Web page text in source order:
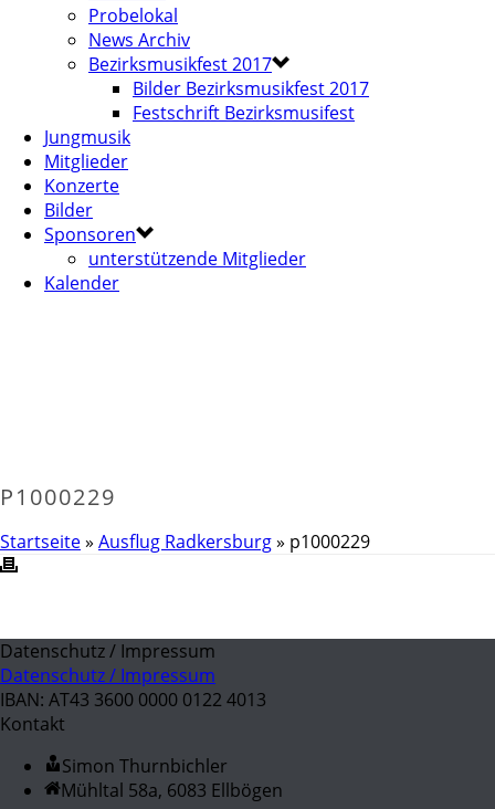
Probelokal
News Archiv
Bezirksmusikfest 2017
Bilder Bezirksmusikfest 2017
Festschrift Bezirksmusifest
Jungmusik
Mitglieder
Konzerte
Bilder
Sponsoren
unterstützende Mitglieder
Kalender
P1000229
Startseite» Ausflug Radkersburg» p1000229
Datenschutz / Impressum
Datenschutz / Impressum
IBAN: AT43 3600 0000 0122 4013
Kontakt
Simon Thurnbichler
Mühltal 58a, 6083 Ellbögen